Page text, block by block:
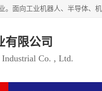
有限公司
Industrial Co. , Ltd.